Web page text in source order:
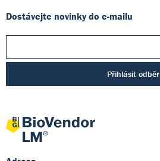
Dostávejte novinky do e-mailu
Přihlásit odběr